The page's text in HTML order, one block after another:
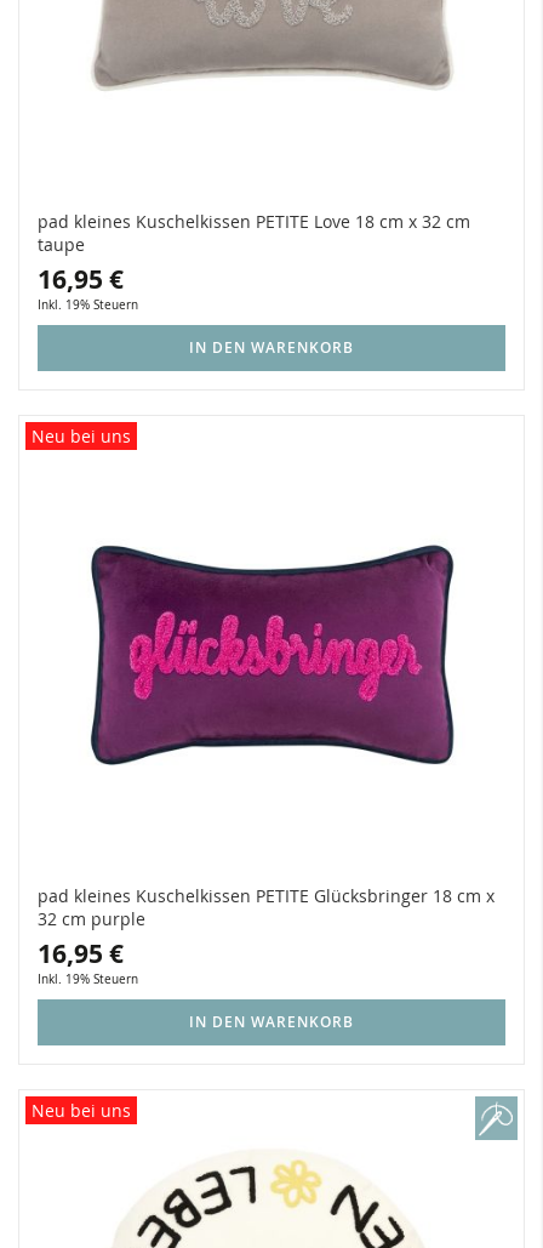
pad kleines Kuschelkissen PETITE Love 18 cm x 32 cm
taupe
16,95 €
Inkl. 19% Steuern
IN DEN WARENKORB
pad kleines Kuschelkissen PETITE Glücksbringer 18 cm x
32 cm purple
16,95 €
Inkl. 19% Steuern
Neu bei uns
IN DEN WARENKORB
Neu bei uns